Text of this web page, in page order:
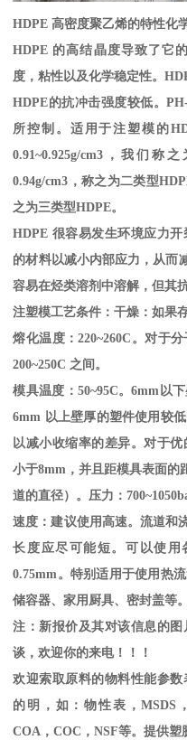
HDPE 高密度聚乙烯的特性化
HDPE 的高结晶度导致了它
度，粘性以及化学稳定性。
HDPE的抗冲击强度较低。
所控制。适用于注塑模的
0.91~0.925g/cm3 ，我们称之
0.94g/cm3 ，称之为二类型
之为三类型HDPE。
HDPE 很容易发生环境应力
的材料以减小内部应力，从而
容易在烃类溶剂中溶解，但其
注塑模工艺条件：干燥：如果
熔化温度：220~260C 。对于
200~250C 之间。
模具温度： 50~95C。6mm以
6mm 以上壁厚的塑件使用较
以减小收缩率的差异。对于
小于8mm ，并且距模具表面的
道的直径）。压力：
速度：建议使用高速。流道和
长度应尽可能短。可以使
0.75mm。特别适用于使用热
储容器、家用厨具、密封盖等。
注：新报价及其对该信息的
谈，欢迎你的来电！！！
欢迎索取原料的物料性能参
的明，如：物性表，MSDS ，
COA ，COC ，NSF等。提供塑